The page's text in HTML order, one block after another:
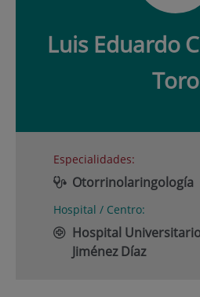
Luis Eduardo
Toro
Especialidades:
Otorrinolaringología
Hospital / Centro:
Hospital
Jiménez Díaz